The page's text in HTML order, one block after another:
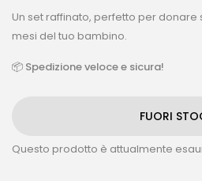
Un set raffinato, perfetto per donare
mesi del tuo bambino.
📦 Spedizione veloce e sicura!
FUORI
Questo prodotto è attualmente